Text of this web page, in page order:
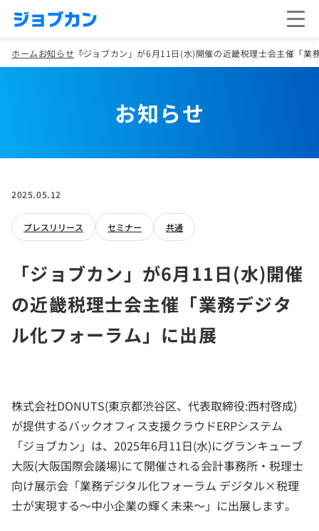
ホームお知らせ 「ジョブカン」が6月11日(水)開催の近畿税理士会主催「業
お知らせ
2025.05.12
プレスリリース セミナー 共通
「ジョブカン」が6月11日(水)開催
の近畿税理士会主催「業務デジタ
ル化フォーラム」に出展
株式会社DONUTS(東京都渋谷区、代表取締役:西村啓成)
が提供するバックオフィス支援クラウドERPシステム
「ジョブカン」は、2025年6月11日(水)にグランキューブ
大阪(大阪国際会議場)にて開催される会計事務所・税理士
向け展示会「業務デジタル化フォーラム デジタル×税理
士が実現する～中小企業の輝く未来～」に出展します。